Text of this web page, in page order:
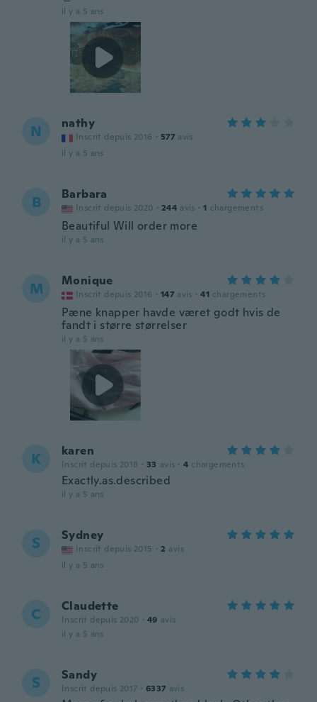
il y a 5 ans
N nathy
Inscrit depuis 2016 · 577 avis
il y a 5 ans
B Barbara
Inscrit depuis 2020 · 244 avis · 1 chargements
Beautiful Will order more
il y a 5 ans
M Monique
Inscrit depuis 2016 · 147 avis · 41 chargements
Pæne knapper havde været godt hvis de
fandt i større størrelser
il y a 5 ans
K karen
Inscrit depuis 2018 · 33 avis · 4 chargements
Exactly.as.described
il y a 5 ans
S Sydney
Inscrit depuis 2015 · 2 avis
il y a 5 ans
C Claudette
Inscrit depuis 2020 · 49 avis
il y a 5 ans
S Sandy
Inscrit depuis 2017 · 6337 avis